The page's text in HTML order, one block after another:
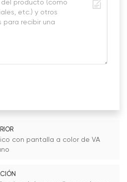
con pantalla a color de VA